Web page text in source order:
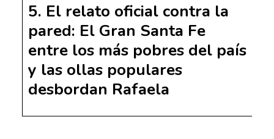
El relato oficial contra la
pared: El Gran Santa Fe
entre los más pobres del país
y las ollas populares
desbordan Rafaela